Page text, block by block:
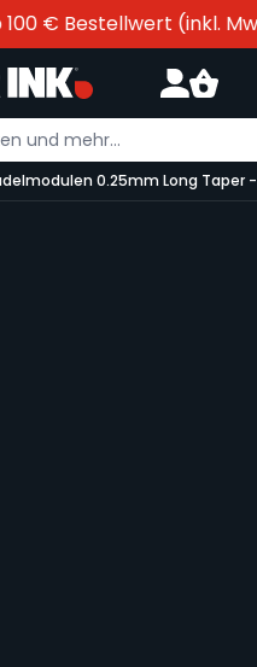
€ Bestellwert (inkl.
0.25mm Long Taper